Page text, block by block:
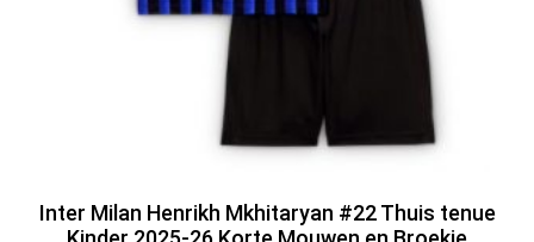
Inter Milan Henrikh Mkhitaryan #22 Thuis tenue